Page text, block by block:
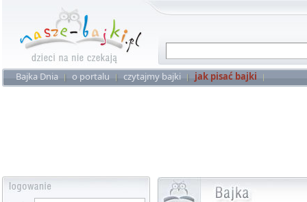
Bajka Dnia o portalu czytajmy bajki jak pisać bajki